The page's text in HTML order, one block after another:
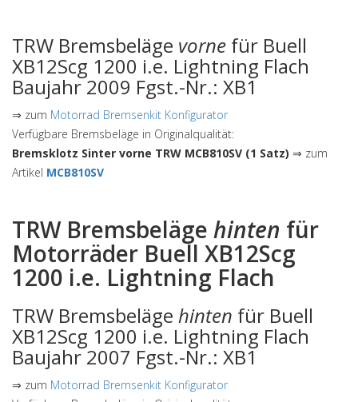
TRW Bremsbeläge vorne für Buell
XB12Scg 1200 i.e. Lightning Flach
Baujahr 2009 Fgst.-Nr.: XB1
⇒ zum Motorrad Bremsenkit Konfigurator
Verfügbare Bremsbeläge in Originalqualität:
Bremsklotz Sinter vorne TRW MCB810SV (1 Satz) ⇒ zum
Artikel MCB810SV
TRW Bremsbeläge hinten für
Motorräder Buell XB12Scg
1200 i.e. Lightning Flach
TRW Bremsbeläge hinten für Buell
XB12Scg 1200 i.e. Lightning Flach
Baujahr 2007 Fgst.-Nr.: XB1
⇒ zum Motorrad Bremsenkit Konfigurator